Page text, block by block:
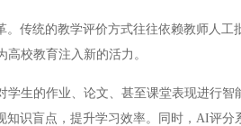
统的教学评价方式往往依赖教师人工
校教育注入新的活力。
的作业、论文、甚至课堂表现进行智
识盲点，提升学习效率。同时，AI评